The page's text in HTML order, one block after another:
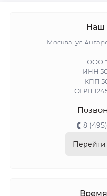
Наш
Москва, ул
ООО
ИНН
КПП
ОГРН
8
Перейти